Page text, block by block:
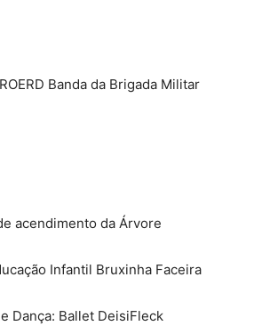
Banda da Brigada Militar
acendimento da Árvore
Infantil Bruxinha Faceira
Dança: Ballet DeisiFleck